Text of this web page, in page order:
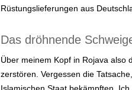
Rüstungslieferungen aus
Das dröhnende
Über meinem Kopf in Rojava also
zerstören. Vergessen die
Islamischen Staat bekämpften.